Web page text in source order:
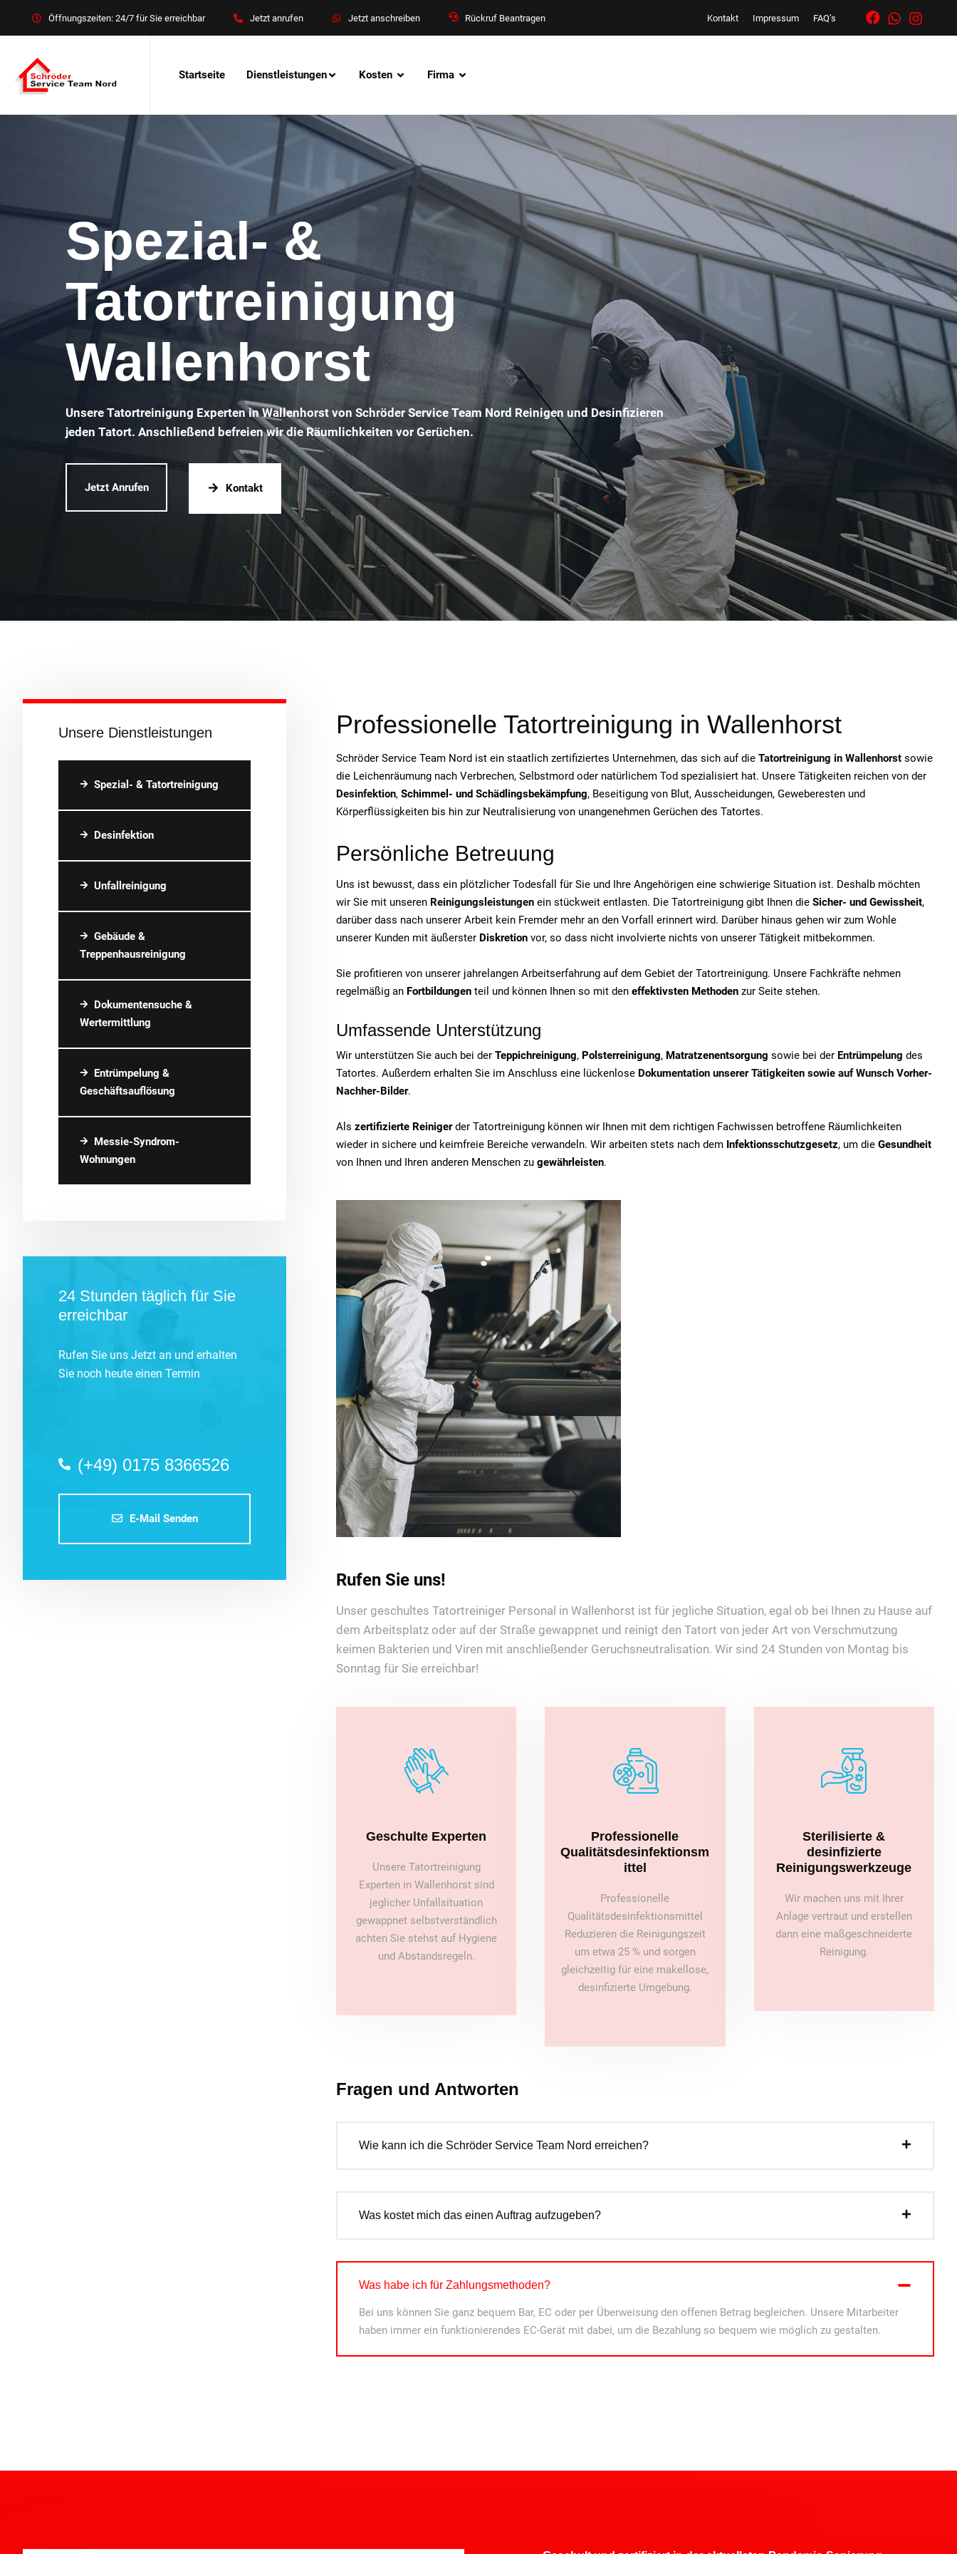
Öffnungszeiten: 24/7 für Sie erreichbar Jetzt anrufen Jetzt anschreiben Rückruf Beantragen Kontakt Impressum FAQ’s
Startseite Dienstleistungen Kosten Firma
Spezial- &
Tatortreinigung
Wallenhorst
Unsere Tatortreinigung Experten in Wallenhorst von Schröder Service Team Nord Reinigen und Desinfizieren
jeden Tatort. Anschließend befreien wir die Räumlichkeiten vor Gerüchen.
Jetzt Anrufen Kontakt
Unsere Dienstleistungen
Spezial- & Tatortreinigung
Desinfektion
Unfallreinigung
Gebäude &
Treppenhausreinigung
Dokumentensuche &
Wertermittlung
Entrümpelung &
Geschäftsauflösung
Messie-Syndrom-
Wohnungen
24 Stunden täglich für Sie
erreichbar
Rufen Sie uns Jetzt an und erhalten
Sie noch heute einen Termin
(+49) 0175 8366526
E-Mail Senden
Professionelle Tatortreinigung in Wallenhorst
Schröder Service Team Nord ist ein staatlich zertifiziertes Unternehmen, das sich auf die Tatortreinigung in Wallenhorst sowie
die Leichenräumung nach Verbrechen, Selbstmord oder natürlichem Tod spezialisiert hat. Unsere Tätigkeiten reichen von der
Desinfektion, Schimmel- und Schädlingsbekämpfung, Beseitigung von Blut, Ausscheidungen, Geweberesten und
Körperflüssigkeiten bis hin zur Neutralisierung von unangenehmen Gerüchen des Tatortes.
Persönliche Betreuung
Uns ist bewusst, dass ein plötzlicher Todesfall für Sie und Ihre Angehörigen eine schwierige Situation ist. Deshalb möchten
wir Sie mit unseren Reinigungsleistungen ein stückweit entlasten. Die Tatortreinigung gibt Ihnen die Sicher- und Gewissheit,
darüber dass nach unserer Arbeit kein Fremder mehr an den Vorfall erinnert wird. Darüber hinaus gehen wir zum Wohle
unserer Kunden mit äußerster Diskretion vor, so dass nicht involvierte nichts von unserer Tätigkeit mitbekommen.
Sie profitieren von unserer jahrelangen Arbeitserfahrung auf dem Gebiet der Tatortreinigung. Unsere Fachkräfte nehmen
regelmäßig an Fortbildungen teil und können Ihnen so mit den effektivsten Methoden zur Seite stehen.
Umfassende Unterstützung
Wir unterstützen Sie auch bei der Teppichreinigung, Polsterreinigung, Matratzenentsorgung sowie bei der Entrümpelung des
Tatortes. Außerdem erhalten Sie im Anschluss eine lückenlose Dokumentation unserer Tätigkeiten sowie auf Wunsch Vorher-
Nachher-Bilder.
Als zertifizierte Reinigerder Tatortreinigung können wir Ihnen mit dem richtigen Fachwissen betroffene Räumlichkeiten
wieder in sichere und keimfreie Bereiche verwandeln. Wir arbeiten stets nach dem Infektionsschutzgesetz, um die Gesundheit
von Ihnen und Ihren anderen Menschen zu gewährleisten.
Rufen Sie uns!
Unser geschultes Tatortreiniger Personal in Wallenhorst ist für jegliche Situation, egal ob bei Ihnen zu Hause auf
dem Arbeitsplatz oder auf der Straße gewappnet und reinigt den Tatort von jeder Art von Verschmutzung
keimen Bakterien und Viren mit anschließender Geruchsneutralisation. Wir sind 24 Stunden von Montag bis
Sonntag für Sie erreichbar!
Geschulte Experten
Unsere Tatortreinigung
Experten in Wallenhorst sind
jeglicher Unfallsituation
gewappnet selbstverständlich
achten Sie stehst auf Hygiene
und Abstandsregeln.
Professionelle
Qualitätsdesinfektionsm
ittel
Professionelle
Qualitätsdesinfektionsmittel
Reduzieren die Reinigungszeit
um etwa 25 % und sorgen
gleichzeitig für eine makellose,
desinfizierte Umgebung.
Sterilisierte &
desinfizierte
Reinigungswerkzeuge
Wir machen uns mit Ihrer
Anlage vertraut und erstellen
dann eine maßgeschneiderte
Reinigung.
Fragen und Antworten
Wie kann ich die Schröder Service Team Nord erreichen?
Was kostet mich das einen Auftrag aufzugeben?
Was habe ich für Zahlungsmethoden?
Bei uns können Sie ganz bequem Bar, EC oder per Überweisung den offenen Betrag begleichen. Unsere Mitarbeiter
haben immer ein funktionierendes EC-Gerät mit dabei, um die Bezahlung so bequem wie möglich zu gestalten.